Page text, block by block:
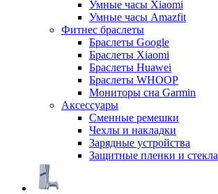
Умные часы Xiaomi
Умные часы Amazfit
Фитнес браслеты
Браслеты Google
Браслеты Xiaomi
Браслеты Huawei
Браслеты WHOOP
Мониторы сна Garmin
Аксессуары
Сменные ремешки
Чехлы и накладки
Зарядные устройства
Защитные пленки и стекла